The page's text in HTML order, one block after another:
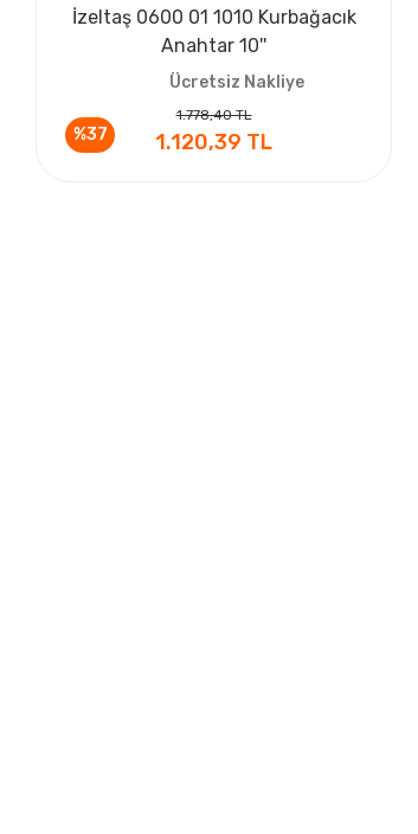
%37
İzeltaş 0600 01 1010 Kurbağacık
Anahtar 10''
Ücretsiz Nakliye
1.778,40 TL
1.120,39 TL